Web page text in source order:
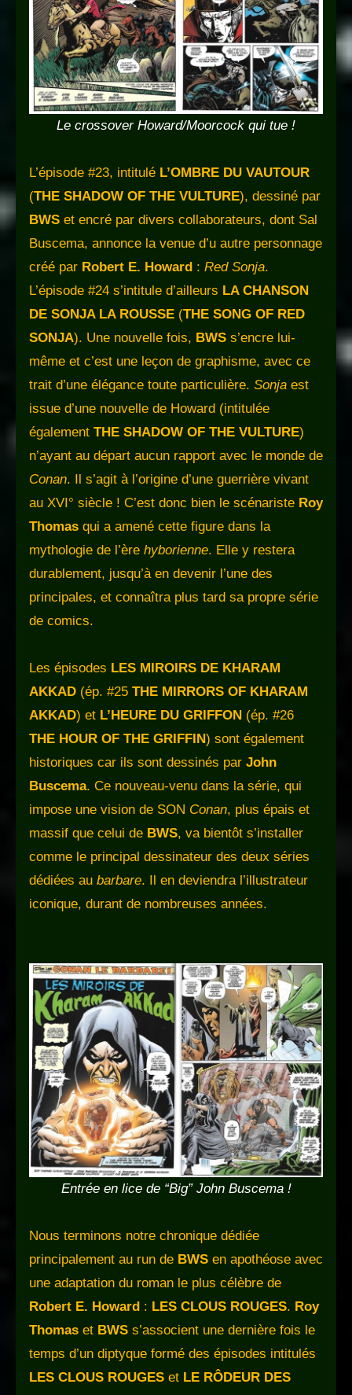
Le crossover Howard/Moorcock qui tue !
L’épisode #23, intitulé L’OMBRE DU VAUTOUR
(THE SHADOW OF THE VULTURE), dessiné par
BWS et encré par divers collaborateurs, dont Sal
Buscema, annonce la venue d’u autre personnage
créé par Robert E. Howard : Red Sonja.
L’épisode #24 s’intitule d’ailleurs LA CHANSON
DE SONJA LA ROUSSE (THE SONG OF RED
SONJA). Une nouvelle fois, BWS s’encre lui-
même et c’est une leçon de graphisme, avec ce
trait d’une élégance toute particulière. Sonja est
issue d’une nouvelle de Howard (intitulée
également THE SHADOW OF THE VULTURE)
n’ayant au départ aucun rapport avec le monde de
Conan. Il s’agit à l’origine d’une guerrière vivant
au XVI° siècle ! C’est donc bien le scénariste Roy
Thomas qui a amené cette figure dans la
mythologie de l’ère hyborienne. Elle y restera
durablement, jusqu’à en devenir l’une des
principales, et connaîtra plus tard sa propre série
de comics.
Les épisodes LES MIROIRS DE KHARAM
AKKAD (ép. #25 THE MIRRORS OF KHARAM
AKKAD) et L’HEURE DU GRIFFON (ép. #26
THE HOUR OF THE GRIFFIN) sont également
historiques car ils sont dessinés par John
Buscema. Ce nouveau-venu dans la série, qui
impose une vision de SON Conan, plus épais et
massif que celui de BWS, va bientôt s’installer
comme le principal dessinateur des deux séries
dédiées au barbare. Il en deviendra l’illustrateur
iconique, durant de nombreuses années.
Entrée en lice de “Big” John Buscema!
Nous terminons notre chronique dédiée
principalement au run de BWS en apothéose avec
une adaptation du roman le plus célèbre de
Robert E. Howard : LES CLOUS ROUGES. Roy
Thomas et BWS s’associent une dernière fois le
temps d’un diptyque formé des épisodes intitulés
LES CLOUS ROUGES et LE RÔDEUR DES